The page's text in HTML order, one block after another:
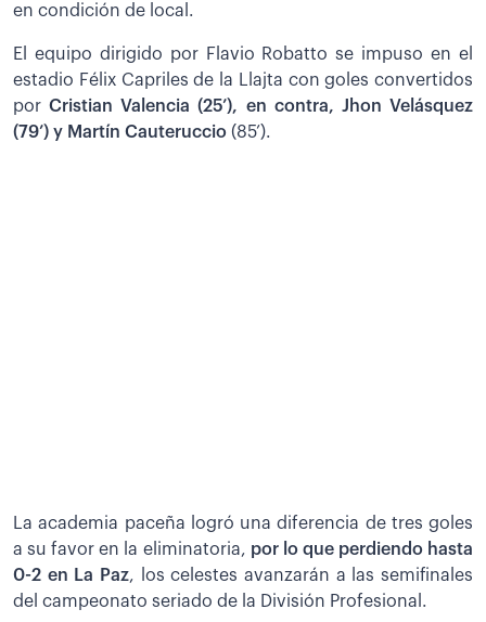
en condición de local.
El equipo dirigido por Flavio Robatto se impuso en el
estadio Félix Capriles de la Llajta con goles convertidos
porCristian Valencia (25’), en contra, Jhon Velásquez
(79’) y Martín Cauteruccio (85’).
La academia paceña logró una diferencia de tres goles
a su favor en la eliminatoria, por lo que perdiendo hasta
0-2 en La Paz, los celestes avanzarán a las semifinales
del campeonato seriado de la División Profesional.